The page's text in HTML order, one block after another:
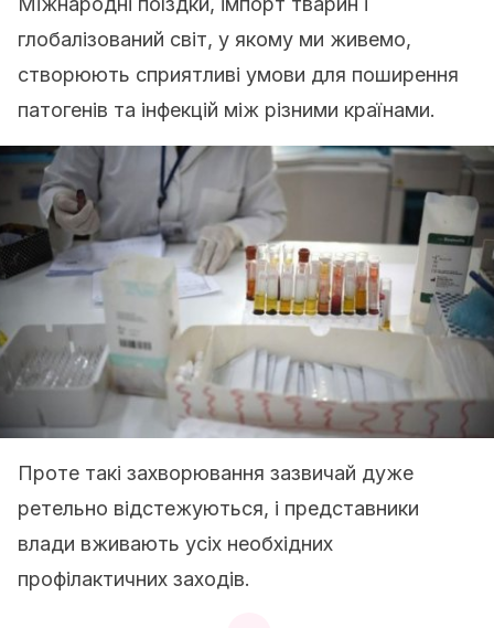
глобалізований світ, у якому ми живемо,
створюють сприятливі умови для поширення
патогенів та інфекцій між різними країнами.
Проте такі захворювання зазвичай дуже
ретельно відстежуються, і представники
влади вживають усіх необхідних
профілактичних заходів.